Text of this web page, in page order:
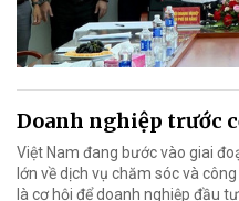
Doanh nghiệp trước
Việt Nam đang bước vào giai
lớn về dịch vụ chăm sóc và
là cơ hội để doanh nghiệp đầu